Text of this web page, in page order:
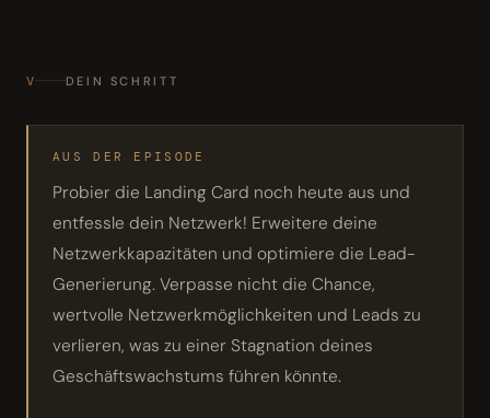
V DEIN SCHRITT
AUS DER EPISODE
Probier die Landing Card noch heute aus und
entfessle dein Netzwerk! Erweitere deine
Netzwerkkapazitäten und optimiere die Lead-
Generierung. Verpasse nicht die Chance,
wertvolle Netzwerkmöglichkeiten und Leads zu
verlieren, was zu einer Stagnation deines
Geschäftswachstums führen könnte.